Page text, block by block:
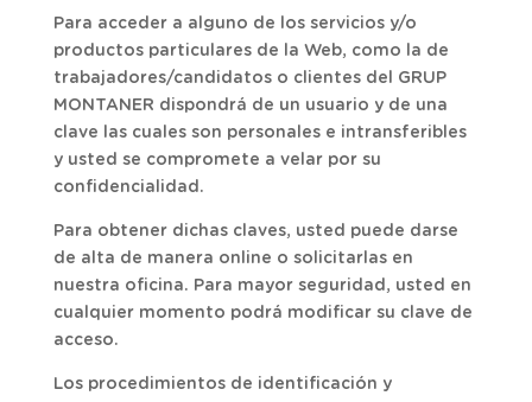
Para acceder a alguno de los servicios y/o
productos particulares de la Web, como la de
trabajadores/candidatos o clientes del GRUP
MONTANER dispondrá de un usuario y de una
clave las cuales son personales e intransferibles
y usted se compromete a velar por su
confidencialidad.
Para obtener dichas claves, usted puede darse
de alta de manera online o solicitarlas en
nuestra oficina. Para mayor seguridad, usted en
cualquier momento podrá modificar su clave de
acceso.
Los procedimientos de identificación y